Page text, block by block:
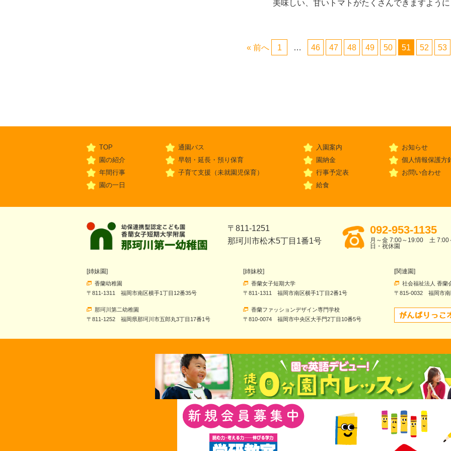
美味しい、甘いトマトがたくさんできますよ
« 前へ 1 … 46 47 48 49 50 51 52 53
TOP
園の紹介
年間行事
園の一日
通園バス
早朝・延長・預り保育
子育て支援（未就園児保育）
入園案内
園納金
行事予定表
給食
お知らせ
個人情報保護方
お問い合わせ
〒811-1251
那珂川市松木5丁目1番1号
092-953-1135
月～金 7:00～19:00 土 7:00
日・祝休園
[姉妹園]
香蘭幼稚園
〒811-1311 福岡市南区横手1丁目12番35号
那珂川第二幼稚園
〒811-1252 福岡県那珂川市五郎丸3丁目17番1号
[姉妹校]
香蘭女子短期大学
〒811-1311 福岡市南区横手1丁目2番1号
香蘭ファッションデザイン専門学校
〒810-0074 福岡市中央区大手門2丁目10番5号
[関連園]
社会福祉法人 香蘭
〒815-0032 福岡市南